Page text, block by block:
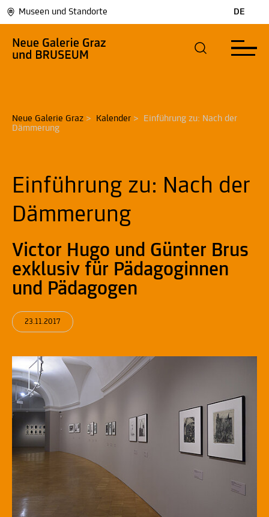
Museen und Standorte DE
Neue Galerie Graz > Kalender >
Einführung zu: Nach der
Dämmerung
Einführung zu: Nach der
Dämmerung
Victor Hugo und Günter Brus
exklusiv für Pädagoginnen
und Pädagogen
23.11.2017